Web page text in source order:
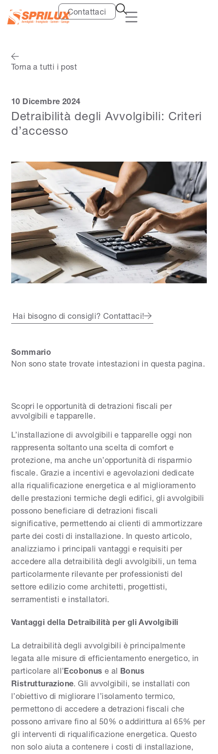
Contattaci
Torna a tutti i post
10 Dicembre 2024
Detraibilità degli Avvolgibili: Criteri
d’accesso
Hai bisogno di consigli? Contattaci!
Sommario
Non sono state trovate intestazioni in questa pagina.
Scopri le opportunità di detrazioni fiscali per
avvolgibili e tapparelle.
L’installazione di avvolgibili e tapparelle oggi non
rappresenta soltanto una scelta di comfort e
protezione, ma anche un’opportunità di risparmio
fiscale. Grazie a incentivi e agevolazioni dedicate
alla riqualificazione energetica e al miglioramento
delle prestazioni termiche degli edifici, gli avvolgibili
possono beneficiare di detrazioni fiscali
significative, permettendo ai clienti di ammortizzare
parte dei costi di installazione. In questo articolo,
analizziamo i principali vantaggi e requisiti per
accedere alla detraibilità degli avvolgibili, un tema
particolarmente rilevante per professionisti del
settore edilizio come architetti, progettisti,
serramentisti e installatori.
Vantaggi della Detraibilità per gli Avvolgibili
La detraibilità degli avvolgibili è principalmente
legata alle misure di efficientamento energetico, in
particolare all’Ecobonus e al Bonus
Ristrutturazione. Gli avvolgibili, se installati con
l’obiettivo di migliorare l’isolamento termico,
permettono di accedere a detrazioni fiscali che
possono arrivare fino al 50% o addirittura al 65% per
gli interventi di riqualificazione energetica. Questo
non solo aiuta a contenere i costi di installazione,